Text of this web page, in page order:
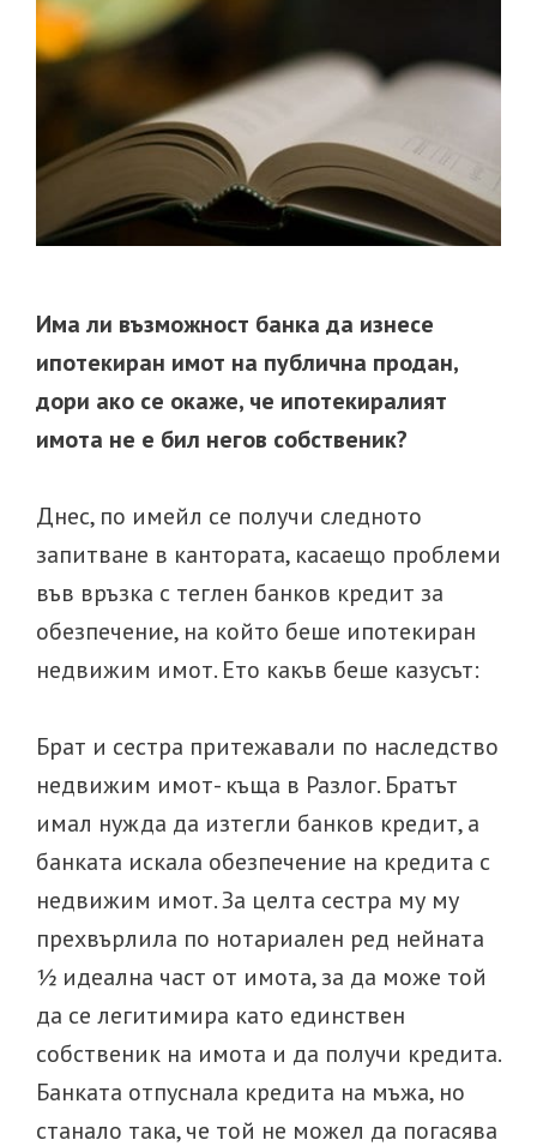
Има ли възможност банка да изнесе
ипотекиран имот на публична продан,
дори ако се окаже, че ипотекиралият
имота не е бил негов собственик?
Днес, по имейл се получи следното
запитване в кантората, касаещо проблеми
във връзка с теглен банков кредит за
обезпечение, на който беше ипотекиран
недвижим имот. Ето какъв беше казусът:
Брат и сестра притежавали по наследство
недвижим имот- къща в Разлог. Братът
имал нужда да изтегли банков кредит, а
банката искала обезпечение на кредита с
недвижим имот. За целта сестра му му
прехвърлила по нотариален ред нейната
½ идеална част от имота, за да може той
да се легитимира като единствен
собственик на имота и да получи кредита.
Банката отпуснала кредита на мъжа, но
станало така, че той не можел да погасява